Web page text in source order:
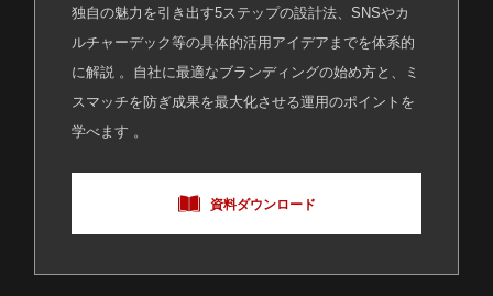
独自の魅力を引き出す5ステップの設計法、SNSやカ
ルチャーデック等の具体的活用アイデアまでを体系的
に解説 。自社に最適なブランディングの始め方と、ミ
スマッチを防ぎ成果を最大化させる運用のポイントを
学べます 。
資料ダウンロード